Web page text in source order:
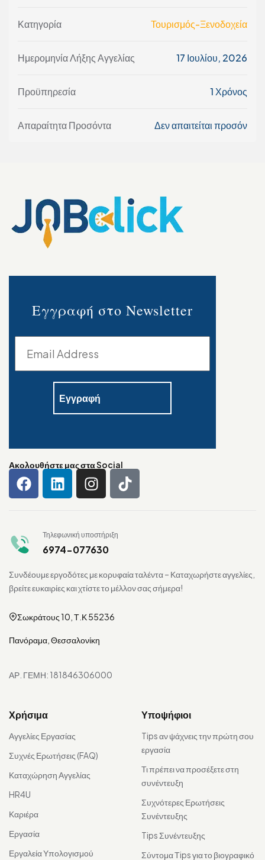
Κατηγορία Τουρισμός-Ξενοδοχεία
Ημερομηνία Λήξης Αγγελίας 17 Ιουλίου, 2026
Προϋπηρεσία 1 Χρόνος
Απαραίτητα Προσόντα Δεν απαιτείται προσόν
Εγγραφή στο Newsletter
Ακολουθήστε μας στα Social
Τηλεφωνική υποστήριξη
6974-077630
Συνδέουμε εργοδότες με κορυφαία ταλέντα – Καταχωρήστε αγγελίες,
βρείτε ευκαιρίες και χτίστε το μέλλον σας σήμερα!
Σωκράτους 10, Τ.Κ 55236
Πανόραμα, Θεσσαλονίκη
ΑΡ. ΓΕΜΗ: 181846306000
Χρήσιμα
Αγγελίες Εργασίας
Συχνές Ερωτήσεις (FAQ)
Καταχώρηση Αγγελίας
HR4U
Καριέρα
Εργασία
Εργαλεία Υπολογισμού
Υποψήφιοι
Tips αν ψάχνεις την πρώτη σου
εργασία
Τι πρέπει να προσέξετε στη
συνέντευξη
Συχνότερες Ερωτήσεις
Συνέντευξης
Tips Συνέντευξης
Σύντομα Τips για το βιογραφικό